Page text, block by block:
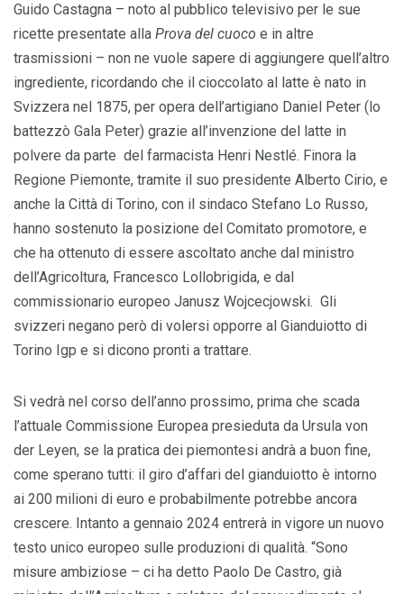
Guido Castagna – noto al pubblico televisivo per le sue
ricette presentate alla Prova del cuoco e in altre
trasmissioni – non ne vuole sapere di aggiungere quell’altro
ingrediente, ricordando che il cioccolato al latte è nato in
Svizzera nel 1875, per opera dell’artigiano Daniel Peter (lo
battezzò Gala Peter) grazie all’invenzione del latte in
polvere da parte del farmacista Henri Nestlé. Finora la
Regione Piemonte, tramite il suo presidente Alberto Cirio, e
anche la Città di Torino, con il sindaco Stefano Lo Russo,
hanno sostenuto la posizione del Comitato promotore, e
che ha ottenuto di essere ascoltato anche dal ministro
dell’Agricoltura, Francesco Lollobrigida, e dal
commissionario europeo Janusz Wojcecjowski. Gli
svizzeri negano però di volersi opporre al Gianduiotto di
Torino Igp e si dicono pronti a trattare.
Si vedrà nel corso dell’anno prossimo, prima che scada
l’attuale Commissione Europea presieduta da Ursula von
der Leyen, se la pratica dei piemontesi andrà a buon fine,
come sperano tutti: il giro d’affari del gianduiotto è intorno
ai 200 milioni di euro e probabilmente potrebbe ancora
crescere. Intanto a gennaio 2024 entrerà in vigore un nuovo
testo unico europeo sulle produzioni di qualità. “Sono
misure ambiziose – ci ha detto Paolo De Castro, già